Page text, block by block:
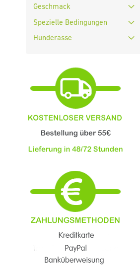
Geschmack
Spezielle Bedingungen
Hunderasse